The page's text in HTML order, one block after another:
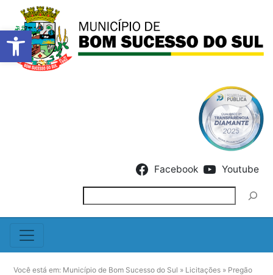
Barra de Ferramentas
Facebook Youtube
Você está em: Município de Bom Sucesso do Sul » Licitações » Pregão